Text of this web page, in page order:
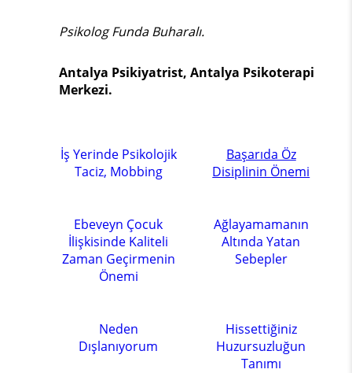
Psikolog Funda Buharalı.
Antalya Psikiyatrist, Antalya Psikoterapi
Merkezi.
İş Yerinde Psikolojik
Taciz, Mobbing
Başarıda Öz
Disiplinin Önemi
Ebeveyn Çocuk
İlişkisinde Kaliteli
Zaman Geçirmenin
Önemi
Ağlayamamanın
Altında Yatan
Sebepler
Neden
Dışlanıyorum
Hissettiğiniz
Huzursuzluğun
Tanımı